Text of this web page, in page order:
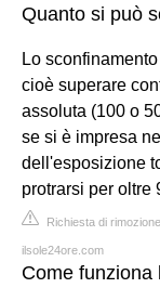
Quanto si può
Lo
cioè superare
assoluta (100 o
se si è impresa
dell'esposizione
protrarsi per oltre
Richiesta di
ilsole24ore.com
Come funziona